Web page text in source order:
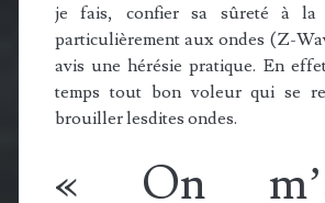
je fais, confier sa sûreté à la
particulièrement aux ondes (Z-
avis une hérésie pratique. En
temps tout bon voleur qui se
brouiller lesdites ondes.
« On